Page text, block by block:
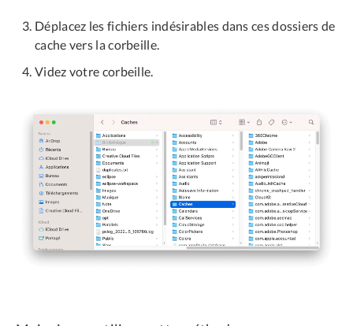
Déplacez les fichiers indésirables dans ces dossiers de
cache vers la corbeille.
Videz votre corbeille.